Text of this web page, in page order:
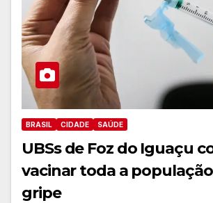
BRASIL CIDADE SAÚDE
UBSs de Foz do Iguaçu
vacinar toda a
gripe